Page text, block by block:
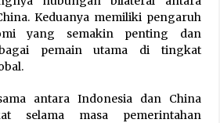
Keduanya memiliki pengaruh
yang semakin penting dan
pemain utama di tingkat
antara Indonesia dan China
selama masa pemerintahan